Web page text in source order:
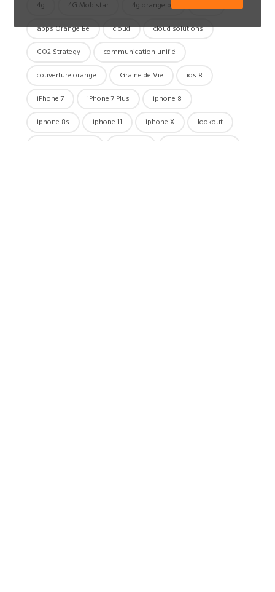
4g 4G Mobistar 4g orange be
apps Orange Be
cloud
cloud solutions
CO2 Strategy
communication unifié
couverture orange
Graine de Vie
ios 8
iPhone 7
iPhone 7 Plus
iphone 8
iphone 8s
iphone 11 iphone X
lookout